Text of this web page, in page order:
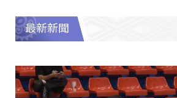
最新新聞